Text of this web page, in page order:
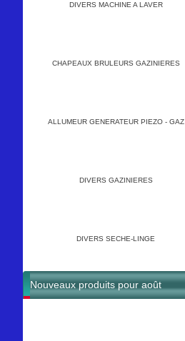
DIVERS MACHINE A LAVER
CHAPEAUX BRULEURS GAZINIERES
ALLUMEUR GENERATEUR PIEZO - GAZ
DIVERS GAZINIERES
DIVERS SECHE-LINGE
Nouveaux produits pour août